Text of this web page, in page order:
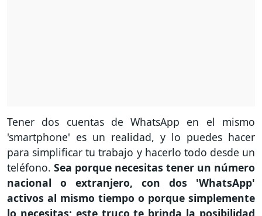
Tener dos cuentas de WhatsApp en el mismo
'smartphone' es un realidad, y lo puedes hacer
para simplificar tu trabajo y hacerlo todo desde un
teléfono. Sea porque necesitas tener un número
nacional o extranjero, con dos 'WhatsApp'
activos al mismo tiempo o porque simplemente